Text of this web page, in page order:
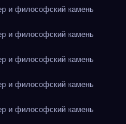
и философский камень
и философский камень
и философский камень
и философский камень
и философский камень